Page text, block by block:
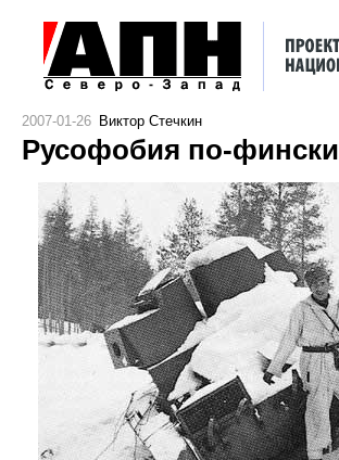
2007-01-26 Виктор Стечкин
Русофобия по-фински